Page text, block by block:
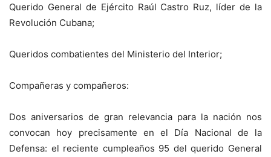
Querido General de Ejército Raúl Castro Ruz, líder de la
Revolución Cubana;
Queridos combatientes del Ministerio del Interior;
Compañeras y compañeros:
Dos aniversarios de gran relevancia para la nación nos
convocan hoy precisamente en el Día Nacional de la
Defensa: el reciente cumpleaños 95 del querido General